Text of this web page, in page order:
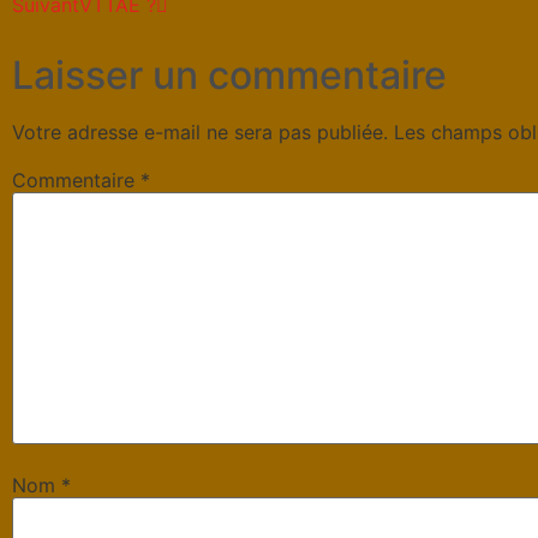
Laisser un commentaire
Votre adresse e-mail ne sera pas publiée. Les champs
Commentaire *
Nom *